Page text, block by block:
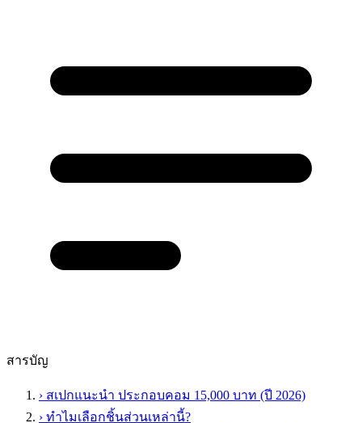
สารบัญ
› สเปกแนะนำ ประกอบคอม 15,000 บาท (ปี 2026)
› ทำไมเลือกชิ้นส่วนเหล่านี้?